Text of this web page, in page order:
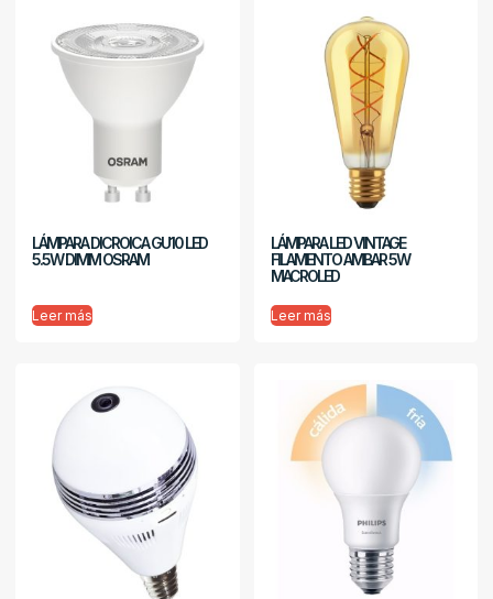
LÁMPARA DICROICA GU10 LED
5.5W DIMM OSRAM
Leer más
LÁMPARA LED VINTAGE
FILAMENTO AMBAR 5W
MACROLED
Leer más